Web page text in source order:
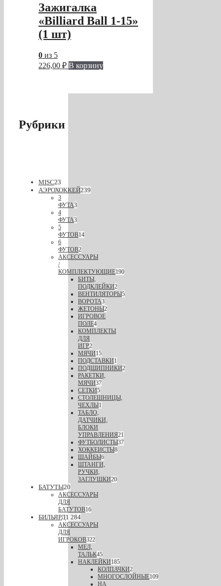
Зажигалка
«Billiard Ball 1-15»
(1 шт)
0 из 5
226,00 ₽ В корзину
Рубрики
MISC23
АЭРОХОККЕЙ239
3
ФУТА3
4
ФУТА3
5
ФУТОВ14
6
ФУТОВ2
АКСЕССУАРЫ
/
КОМПЛЕКТУЮЩИЕ190
БИТЫ,
ПОДКЛЕЙКИ2
ВЕНТИЛЯТОРЫ5
ВОРОТА3
ЖЕТОНЫ2
ИГРОВОЕ
ПОЛЕ4
КОМПЛЕКТЫ
ДЛЯ
ИГР2
МЯЧИ15
ПОДСТАВКИ1
ПОДШИПНИКИ2
РАКЕТКИ,
МЯЧИ37
СЕТКИ5
СТОЛЕШНИЦЫ,
ЧЕХЛЫ1
ТАБЛО,
ДАТЧИКИ,
БЛОКИ
УПРАВЛЕНИЯ21
ФУТБОЛИСТЫ37
ХОККЕИСТЫ8
ШАЙБЫ6
ШТАНГИ,
РУЧКИ,
ЗАГЛУШКИ20
БАТУТЫ20
АКСЕССУАРЫ
ДЛЯ
БАТУТОВ16
БИЛЬЯРД1 284
АКСЕССУАРЫ
ДЛЯ
ИГРОКОВ322
МЕЛ,
ТАЛЬК45
НАКЛЕЙКИ185
КОЛПАЧКИ2
МНОГОСЛОЙНЫЕ109
НА